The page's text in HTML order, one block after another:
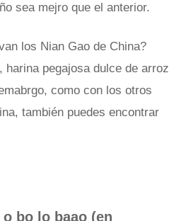
sea mejro que el anterior.
los Nian Gao de China?
harina pegajosa dulce de arroz
como con los otros
también puedes encontrar
bo lo baao (en